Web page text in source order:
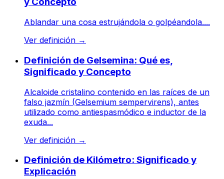
Ablandar una cosa estrujándola o golpéandola....
Ver definición →
Definición de Gelsemina: Qué es,
Significado y Concepto
Alcaloide cristalino contenido en las raíces de un
falso jazmín (Gelsemium sempervirens), antes
utilizado como antiespasmódico e inductor de la
exuda...
Ver definición →
Definición de Kilómetro: Significado y
Explicación